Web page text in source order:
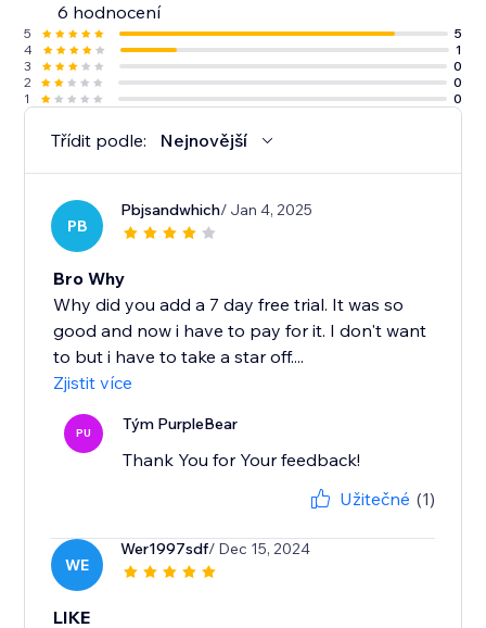
6 hodnocení
5
5
4
1
3
0
2
0
1
0
Třídit podle: Nejnovější
PB
Pbjsandwhich/ Jan 4, 2025
Bro Why
Why did you add a 7 day free trial. It was so
good and now i have to pay for it. I don't want
to but i have to take a star off....
Zjistit více
PU Tým PurpleBear
Thank You for Your feedback!
Užitečné (1)
WE
Wer1997sdf/ Dec 15, 2024
LIKE